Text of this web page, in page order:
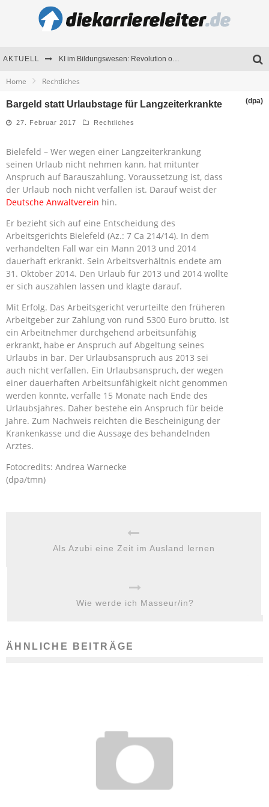
AKTUELL KI im Bildungswesen: Revolution oder Risiko für Schulen und Universitäten?
Seminare als Motivationsmotor – Wie Weiterbildung Mitarbeiter nachhaltig begeistert
Home Rechtliches
Bargeld statt Urlaubstage für Langzeiterkrankte (dpa)
27. Februar 2017 Rechtliches
Bielefeld – Wer wegen einer Langzeiterkrankung
seinen Urlaub nicht nehmen kann, hat mitunter
Anspruch auf Barauszahlung. Voraussetzung ist, dass
der Urlaub noch nicht verfallen ist. Darauf weist der
Deutsche Anwaltverein hin.
Er bezieht sich auf eine Entscheidung des
Arbeitsgerichts Bielefeld (Az.: 7 Ca 214/14). In dem
verhandelten Fall war ein Mann 2013 und 2014
dauerhaft erkrankt. Sein Arbeitsverhältnis endete am
31. Oktober 2014. Den Urlaub für 2013 und 2014 wollte
er sich auszahlen lassen und klagte darauf.
Mit Erfolg. Das Arbeitsgericht verurteilte den früheren
Arbeitgeber zur Zahlung von rund 5300 Euro brutto. Ist
ein Arbeitnehmer durchgehend arbeitsunfähig
erkrankt, habe er Anspruch auf Abgeltung seines
Urlaubs in bar. Der Urlaubsanspruch aus 2013 sei
auch nicht verfallen. Ein Urlaubsanspruch, der wegen
einer dauerhaften Arbeitsunfähigkeit nicht genommen
werden konnte, verfalle 15 Monate nach Ende des
Urlaubsjahres. Daher bestehe ein Anspruch für beide
Jahre. Zum Nachweis reichten die Bescheinigung der
Krankenkasse und die Aussage des behandelnden
Arztes.
Fotocredits: Andrea Warnecke
(dpa/tmn)
Als Azubi eine Zeit im Ausland lernen
Wie werde ich Masseur/in?
ÄHNLICHE BEITRÄGE